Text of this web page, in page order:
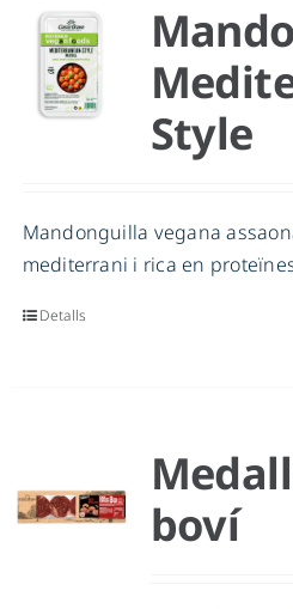
Style
Mandonguilla vegana
mediterrani i rica en
Detalls
boví